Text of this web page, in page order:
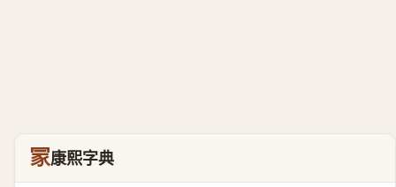
冡康熙字典